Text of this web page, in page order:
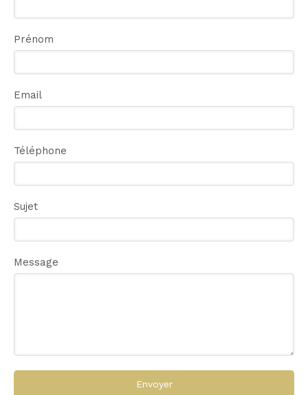
Prénom
Email
Téléphone
Sujet
Message
Envoyer